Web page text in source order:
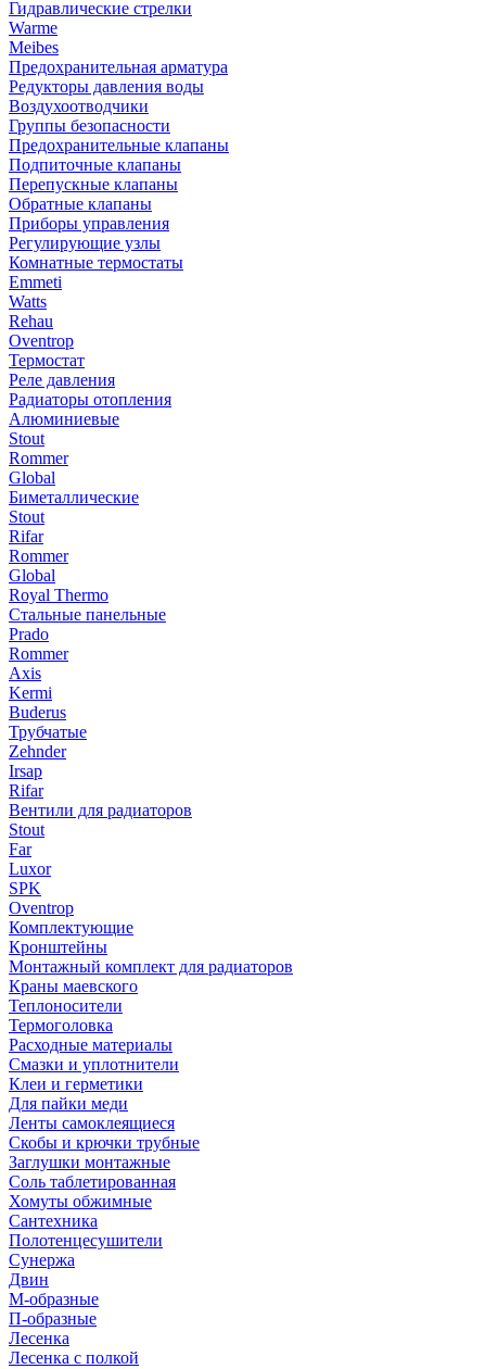
Гидравлические стрелки
Warme
Meibes
Предохранительная арматура
Редукторы давления воды
Воздухоотводчики
Группы безопасности
Предохранительные клапаны
Подпиточные клапаны
Перепускные клапаны
Обратные клапаны
Приборы управления
Регулирующие узлы
Комнатные термостаты
Emmeti
Watts
Rehau
Oventrop
Термостат
Реле давления
Радиаторы отопления
Алюминиевые
Stout
Rommer
Global
Биметаллические
Stout
Rifar
Rommer
Global
Royal Thermo
Стальные панельные
Prado
Rommer
Axis
Kermi
Buderus
Трубчатые
Zehnder
Irsap
Rifar
Вентили для радиаторов
Stout
Far
Luxor
SPK
Oventrop
Комплектующие
Кронштейны
Монтажный комплект для радиаторов
Краны маевского
Теплоносители
Термоголовка
Расходные материалы
Смазки и уплотнители
Клеи и герметики
Для пайки меди
Ленты самоклеящиеся
Скобы и крючки трубные
Заглушки монтажные
Соль таблетированная
Хомуты обжимные
Сантехника
Полотенцесушители
Сунержа
Двин
М-образные
П-образные
Лесенка
Лесенка с полкой